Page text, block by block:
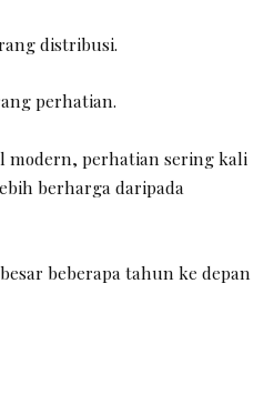
distribusi.
perhatian.
modern, perhatian sering kali
berharga daripada
beberapa tahun ke depan